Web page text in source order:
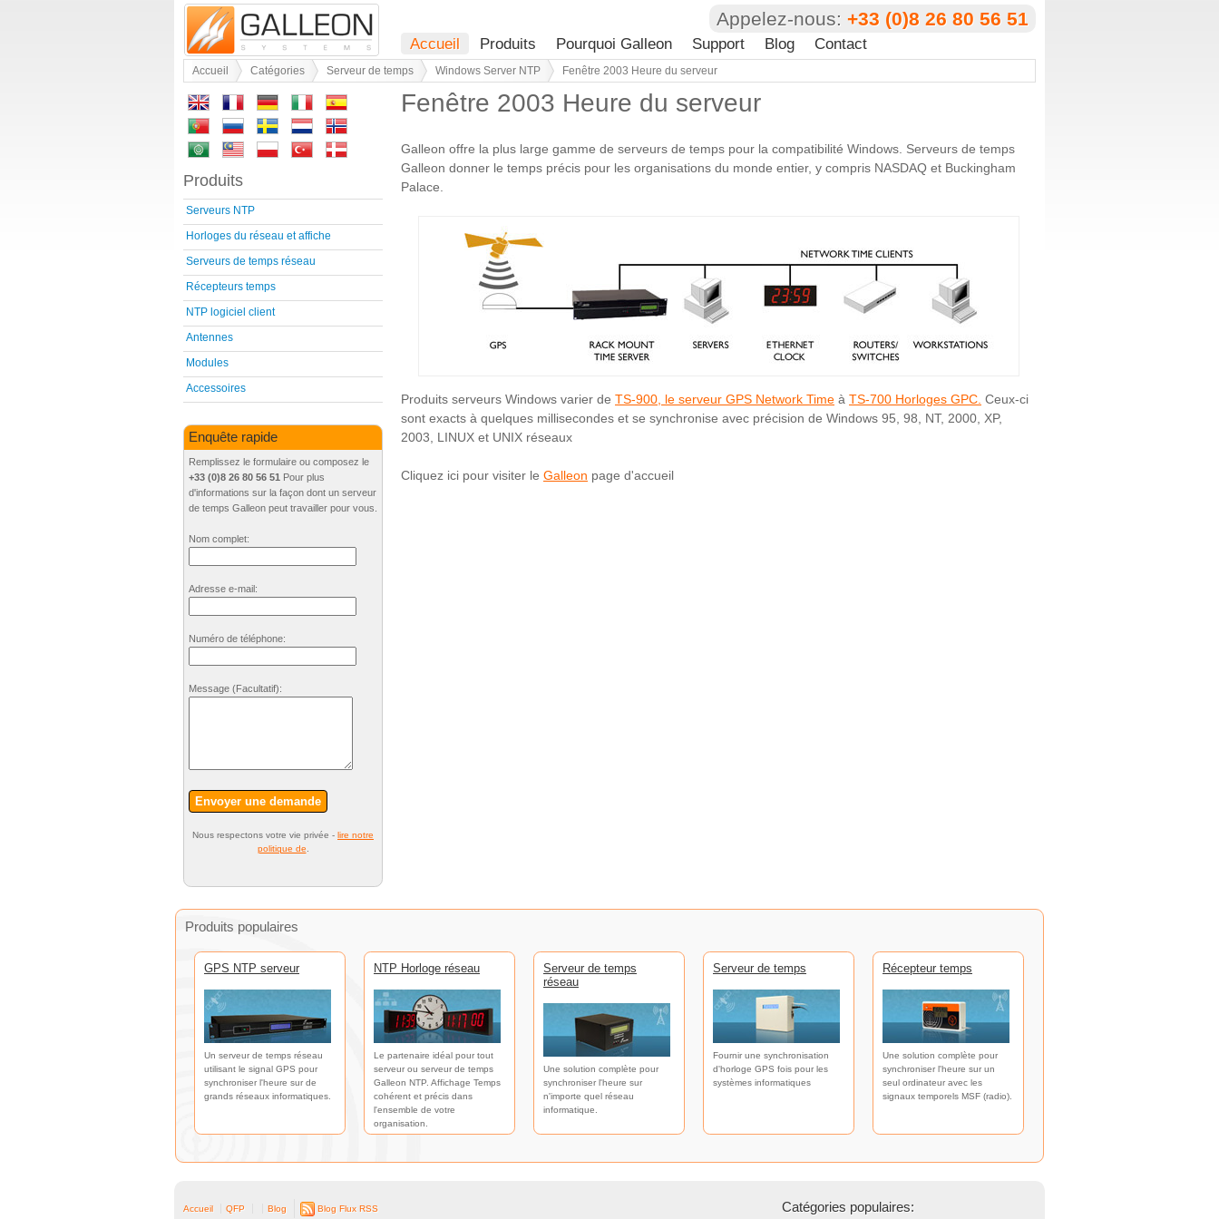
Appelez-nous: +33 (0)8 26 80 56 51
Accueil Produits Pourquoi Galleon Support Blog Contact
Accueil Catégories Serveur de temps Windows Server NTP Fenêtre 2003 Heure du serveur
Fenêtre 2003 Heure du serveur
Galleon offre la plus large gamme de serveurs de temps pour la compatibilité Windows. Serveurs de temps
Galleon donner le temps précis pour les organisations du monde entier, y compris NASDAQ et Buckingham
Palace.
Produits serveurs Windows varier de TS-900, le serveur GPS Network Time à TS-700 Horloges GPC. Ceux-ci
sont exacts à quelques millisecondes et se synchronise avec précision de Windows 95, 98, NT, 2000, XP,
2003, LINUX et UNIX réseaux
Cliquez ici pour visiter le Galleon page d'accueil
Produits
Serveurs NTP
Horloges du réseau et affiche
Serveurs de temps réseau
Récepteurs temps
NTP logiciel client
Antennes
Modules
Accessoires
Enquête rapide
Remplissez le formulaire ou composez le
+33 (0)8 26 80 56 51 Pour plus
d'informations sur la façon dont un serveur
de temps Galleon peut travailler pour vous.
Nom complet:
Adresse e-mail:
Numéro de téléphone:
Message (Facultatif):
Envoyer une demande
Nous respectons votre vie privée - lire notre
politique de.
Produits populaires
GPS NTP serveur
Un serveur de temps réseau
utilisant le signal GPS pour
synchroniser l'heure sur de
grands réseaux informatiques.
NTP Horloge réseau
Le partenaire idéal pour tout
serveur ou serveur de temps
Galleon NTP. Affichage Temps
cohérent et précis dans
l'ensemble de votre
organisation.
Serveur de temps
réseau
Une solution complète pour
synchroniser l'heure sur
n'importe quel réseau
informatique.
Serveur de temps
Fournir une synchronisation
d'horloge GPS fois pour les
systèmes informatiques
Récepteur temps
Une solution complète pour
synchroniser l'heure sur un
seul ordinateur avec les
signaux temporels MSF (radio).
Accueil QFP Blog Blog Flux RSS Catégories populaires: